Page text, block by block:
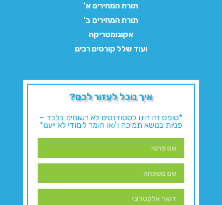
תורת המחירים א'
תורת המחירים ב'
אקונומטריקה
ועוד שלל קורסים רבים
איך נוכל לעזור לכם?
*טופס זה הינו לסטודנטים לא רשומים בלבד –
פניות בנושא תמיכה ו/או חומר לימודי לא ייענו*